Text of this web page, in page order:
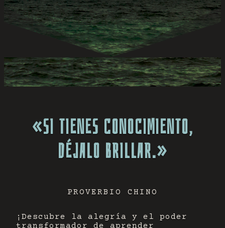
«SI TIENES CONOCIMIENTO,
DÉJALO BRILLAR.»
PROVERBIO CHINO
¡Descubre la alegría y el poder
transformador de aprender